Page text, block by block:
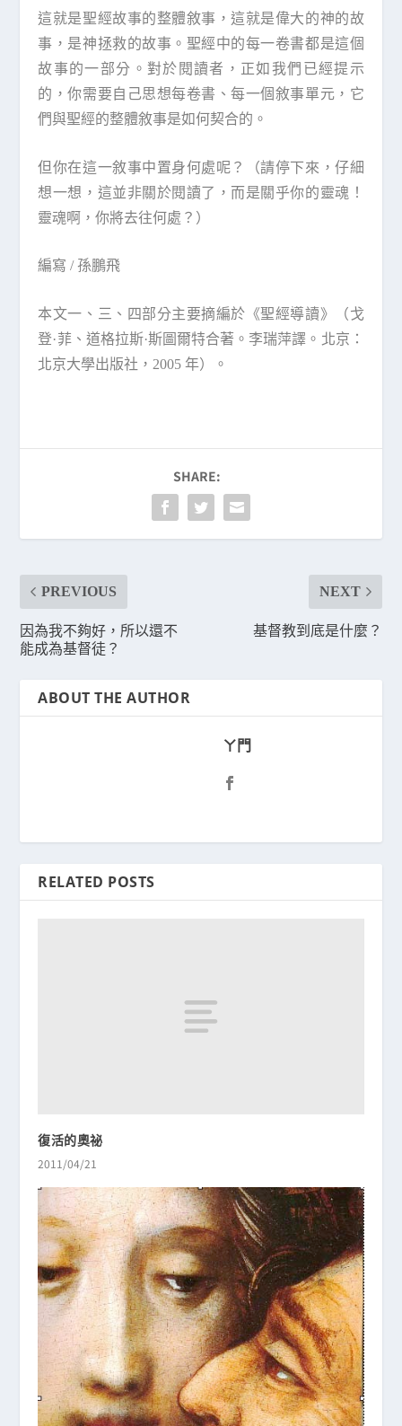
這就是聖經故事的整體敘事，這就是偉大的神的故
事，是神拯救的故事。聖經中的每一卷書都是這個
故事的一部分。對於閱讀者，正如我們已經提示
的，你需要自己思想每卷書、每一個敘事單元，它
們與聖經的整體敘事是如何契合的。
但你在這一敘事中置身何處呢？（請停下來，仔細
想一想，這並非關於閱讀了，而是關乎你的靈魂！
靈魂啊，你將去往何處？）
編寫 / 孫鵬飛
本文一、三、四部分主要摘編於《聖經導讀》（戈
登·菲、 道格拉斯·斯圖爾特合著。李瑞萍譯。北京：
北京大學出版社，2005 年）。
SHARE:
PREVIOUS
因為我不夠好，所以還不
能成為基督徒？
NEXT
基督教到底是什麼？
ABOUT THE AUTHOR
ㄚ門
RELATED POSTS
復活的奧祕
2011/04/21